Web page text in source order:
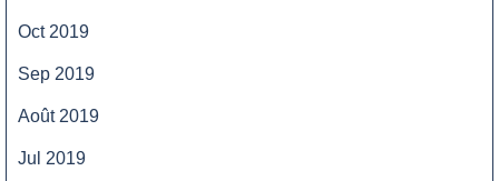
Oct 2019
Sep 2019
Août 2019
Jul 2019